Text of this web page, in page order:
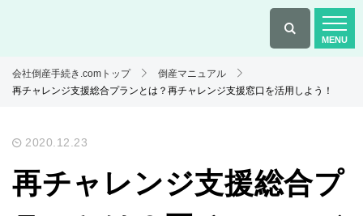
会社倒産手続き.comトップ
倒産マニュアル
再チャレンジ支援総合プランとは？再チャレンジ支援窓口を活用しよう！
2020.12.23
再チャレンジ支援総合プ